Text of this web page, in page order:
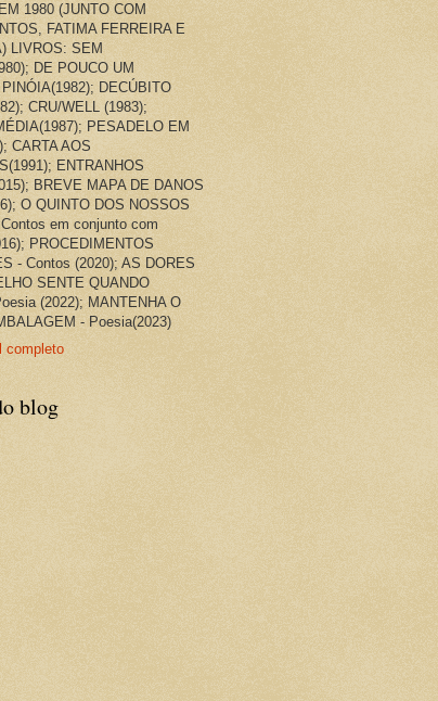
1980 (JUNTO COM
FATIMA FERREIRA E
LIVROS: SEM
DE POUCO UM
DECÚBITO
CRU/WELL (1983);
PESADELO EM
CARTA AOS
ENTRANHOS
BREVE MAPA DE DANOS
O QUINTO DOS NOSSOS
Contos em conjunto com
PROCEDIMENTOS
- Contos (2020); AS DORES
SENTE QUANDO
(2022); MANTENHA O
- Poesia(2023)
completo
blog